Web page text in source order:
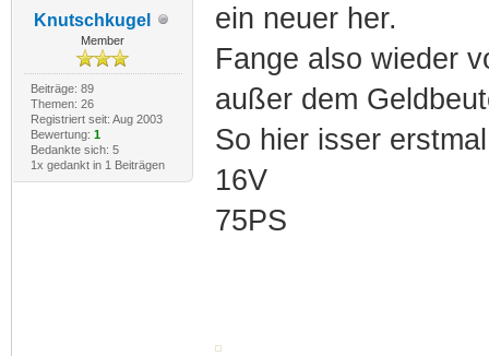
Knutschkugel
Member
Beiträge: 89
Themen: 26
Registriert seit: Aug 2003
Bewertung: 1
Bedankte sich: 5
1x gedankt in 1 Beiträgen
ein neuer her.
Fange also wieder
außer dem
So hier isser
16V
75PS